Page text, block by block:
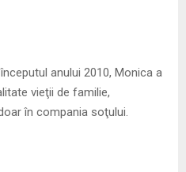
anului 2010, Monica a
vieţii de familie,
în compania soţului.